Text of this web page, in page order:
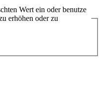
Wert ein oder benutze
erhöhen oder zu